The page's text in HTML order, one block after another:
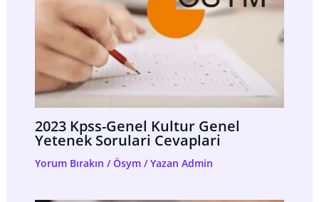
2023 Kpss-Genel Kultur Genel
Yetenek Sorulari Cevaplari
Yorum Bırakın /Ösym/ Yazan Admin